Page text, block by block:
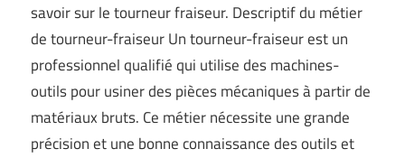
savoir sur le tourneur fraiseur. Descriptif du métier
de tourneur-fraiseur Un tourneur-fraiseur est un
professionnel qualifié qui utilise des machines-
outils pour usiner des pièces mécaniques à partir de
matériaux bruts. Ce métier nécessite une grande
précision et une bonne connaissance des outils et